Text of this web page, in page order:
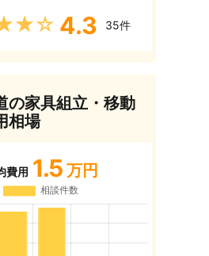
4.3 35件
の家具組立・移動
相場
費用 1.5 万円